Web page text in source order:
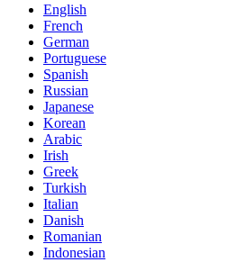
English
French
German
Portuguese
Spanish
Russian
Japanese
Korean
Arabic
Irish
Greek
Turkish
Italian
Danish
Romanian
Indonesian